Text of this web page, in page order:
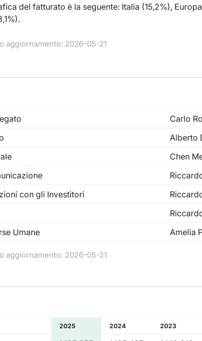
del fatturato è la seguente: Italia (15,2%),
aggiornamento: 2026-05-21
Carlo
Alberto
Chen
con gli Investitori
Umane
Amelia
aggiornamento: 2026-05-21
2025 2024 2023